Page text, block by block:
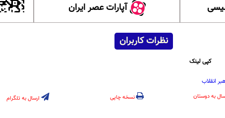
آپارات عصر ایران
نظرات کاربران
کپی لینک
انقلاب
به دوستان نسخه چاپی ارسال به تلگرام